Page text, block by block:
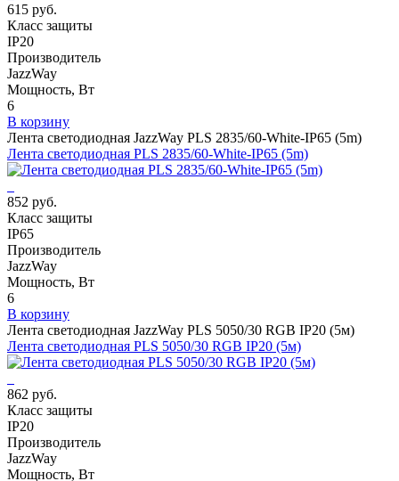
615 руб.
Класс защиты
IP20
Производитель
JazzWay
Мощность, Вт
6
В корзину
Лента светодиодная JazzWay PLS 2835/60-White-IP65 (5m)
Лента светодиодная PLS 2835/60-White-IP65 (5m)
852 руб.
Класс защиты
IP65
Производитель
JazzWay
Мощность, Вт
6
В корзину
Лента светодиодная JazzWay PLS 5050/30 RGB IP20 (5м)
Лента светодиодная PLS 5050/30 RGB IP20 (5м)
862 руб.
Класс защиты
IP20
Производитель
JazzWay
Мощность, Вт